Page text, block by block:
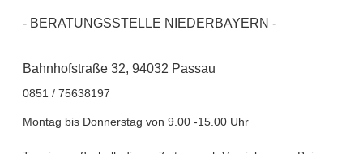
- BERATUNGSSTELLE NIEDERBAYERN -
Bahnhofstraße 32, 94032 Passau
0851 / 75638197
Montag bis Donnerstag von 9.00 -15.00 Uhr